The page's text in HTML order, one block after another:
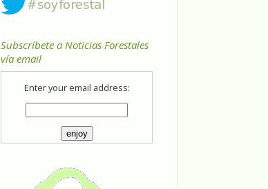
Subscríbete a Noticias Forestales
vía email
Enter your email address: